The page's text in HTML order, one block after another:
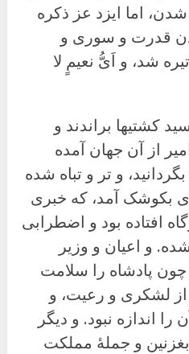
اما ایزد عز ذکره
قدرت و سوری و
شد، و اَیُّ نعیمٍ لا
کشتیها براندند و
از آن جهان آمده
و تر و تباه شده
بکوشک آمد، که خبری
افتاده بود و اضطرابی
و اعیان و وزیر
پادشاه را سلامت
از لشکری و رعیت، و
اندازه نبود. و دیگر
بغزنین و جملهٔ مملکت